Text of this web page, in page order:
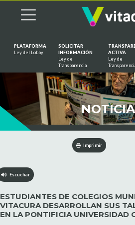
PLATAFORMA
Ley del Lobby
SOLICITAR
INFORMACIÓN
Ley de
Transparencia
ACTIVA
Ley de
Imprimir
Escuchar
ESTUDIANTES DE COLEGIOS
VITACURA DESARROLLAN SUS
EN LA PONTIFICIA UNIVERSIDAD